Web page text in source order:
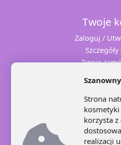
Twoje
Zaloguj /
Twoje
+48 71
+48 602
Strona
kosmetyki
korzysta z
realizacji